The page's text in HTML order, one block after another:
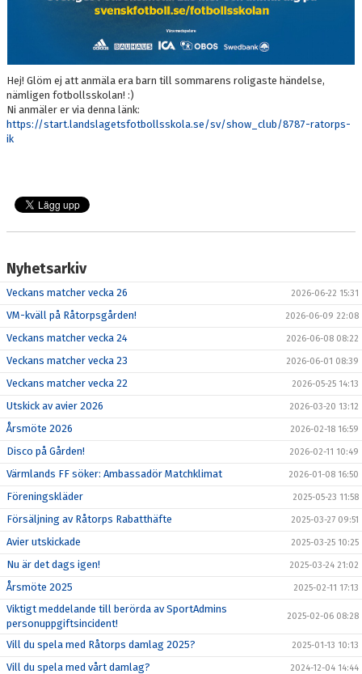
FOTBOLLSSKOLAN 2026
TRÄNINGSTIDER 2026
RUTIN PLANSCHEMA VID MATCHER
NEWBODY 2026
Hej! Glöm ej att anmäla era barn till sommarens roligaste händelse,
nämligen fotbollsskolan! :)
Ni anmäler er via denna länk:
https://start.landslagetsfotbollsskola.se/sv/show_club/8787-ratorps-
ik
Nyhetsarkiv
Veckans matcher vecka 26 2026-06-22 15:31
VM-kväll på Råtorpsgården! 2026-06-09 22:08
Veckans matcher vecka 24 2026-06-08 08:22
Veckans matcher vecka 23 2026-06-01 08:39
Veckans matcher vecka 22 2026-05-25 14:13
Utskick av avier 2026 2026-03-20 13:12
Årsmöte 2026 2026-02-18 16:59
Disco på Gården! 2026-02-11 10:49
Värmlands FF söker: Ambassadör Matchklimat 2026-01-08 16:50
Föreningskläder 2025-05-23 11:58
Försäljning av Råtorps Rabatthäfte 2025-03-27 09:51
Avier utskickade 2025-03-25 10:25
Nu är det dags igen! 2025-03-24 21:02
Årsmöte 2025 2025-02-11 17:13
Viktigt meddelande till berörda av SportAdmins
personuppgiftsincident!
2025-02-06 08:28
Vill du spela med Råtorps damlag 2025? 2025-01-13 10:13
Vill du spela med vårt damlag? 2024-12-04 14:44